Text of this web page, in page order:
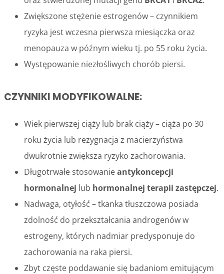
Zwiększone stężenie estrogenów – czynnikiem
ryzyka jest wczesna pierwsza miesiączka oraz
menopauza w późnym wieku tj. po 55 roku życia.
Występowanie niezłośliwych chorób piersi.
CZYNNIKI MODYFIKOWALNE:
Wiek pierwszej ciąży lub brak ciąży – ciąża po 30
roku życia lub rezygnacja z macierzyństwa
dwukrotnie zwiększa ryzyko zachorowania.
Długotrwałe stosowanieantykoncepcji
hormonalnej lub hormonalnej terapii zastępczej.
Nadwaga, otyłość – tkanka tłuszczowa posiada
zdolność do przekształcania androgenów w
estrogeny, których nadmiar predysponuje do
zachorowania na raka piersi.
Zbyt częste poddawanie się badaniom emitującym